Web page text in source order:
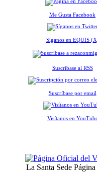
Me Gusta Facebook
Síganos en EQUIS
Suscríbase al RSS
Suscríbase por email
Visítanos en
La Santa Sede